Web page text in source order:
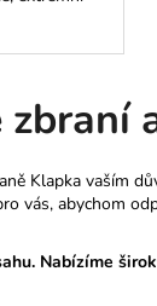
Klapka vaším
vás, abychom
Nabízíme